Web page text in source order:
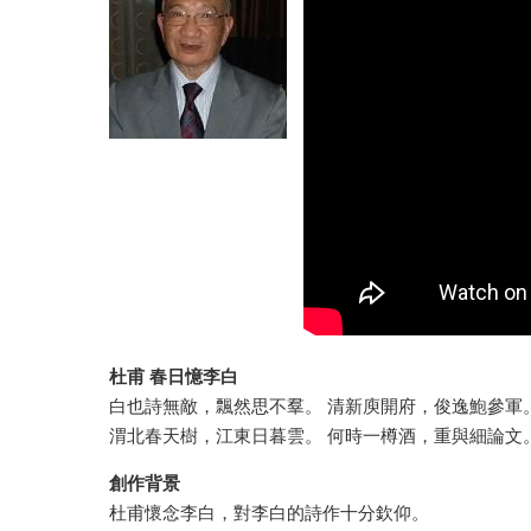
杜甫 春日憶李白
白也詩無敵，飄然思不羣。 清新庾開府，俊逸鮑參軍
渭北春天樹，江東日暮雲。 何時一樽酒，重與細論文
創作背景
杜甫懷念李白，對李白的詩作十分欽仰。